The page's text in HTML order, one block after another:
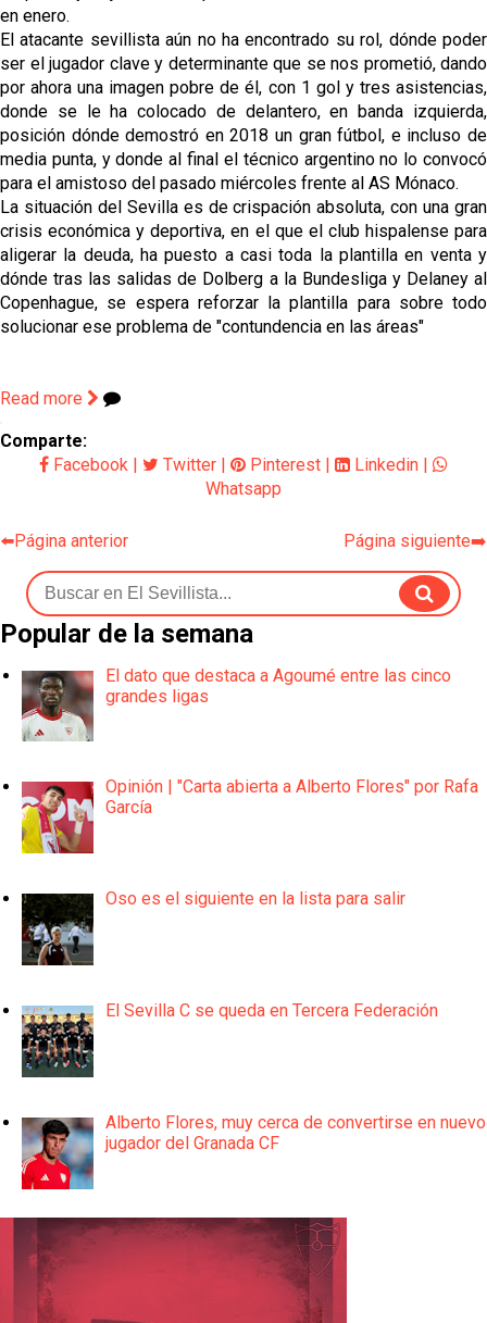
Banquillos confirmados: así queda la cantera del
Sevilla Femenino para la 2026/27
Celta y Rayo agitan el mercado de La Liga
Previa | El Sevilla FC cierra la pretemporada con el
exigente choque ante el Bayer Leverkusen
en enero.
El atacante sevillista aún no ha encontrado su rol, dónde poder
ser el jugador clave y determinante que se nos prometió, dando
por ahora una imagen pobre de él, con 1 gol y tres asistencias,
donde se le ha colocado de delantero, en banda izquierda,
posición dónde demostró en 2018 un gran fútbol, e incluso de
media punta, y donde al final el técnico argentino no lo convocó
para el amistoso del pasado miércoles frente al AS Mónaco.
La situación del Sevilla es de crispación absoluta, con una gran
crisis económica y deportiva, en el que el club hispalense para
aligerar la deuda, ha puesto a casi toda la plantilla en venta y
dónde tras las salidas de Dolberg a la Bundesliga y Delaney al
Copenhague, se espera reforzar la plantilla para sobre todo
solucionar ese problema de "contundencia en las áreas"
Read more
Comparte:
Facebook
Twitter Pinterest Linkedin
Whatsapp
⬅️Página anterior Página siguiente➡️
Popular de la semana
El dato que destaca a Agoumé entre las cinco
grandes ligas
Opinión | "Carta abierta a Alberto Flores" por Rafa
García
Oso es el siguiente en la lista para salir
El Sevilla C se queda en Tercera Federación
Alberto Flores, muy cerca de convertirse en nuevo
jugador del Granada CF